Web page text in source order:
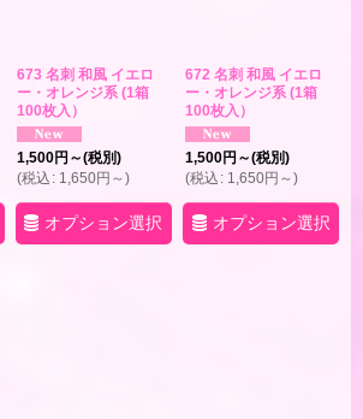
673 名刺 和風 イエロ
ー・オレンジ系 (1箱
100枚入）
1,500円 ～(税別)
(税込 : 1,650円 ～)
オプション選択
672 名刺 和風 イエロ
ー・オレンジ系 (1箱
100枚入）
1,500円 ～(税別)
(税込 : 1,650円 ～)
オプション選択